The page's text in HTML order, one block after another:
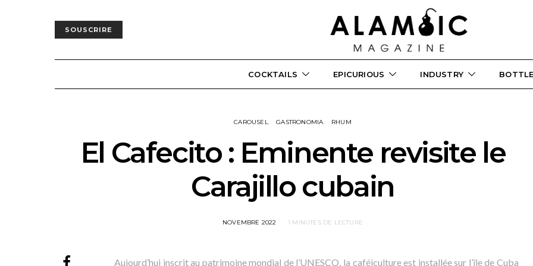
SOUSCRIRE
COCKTAILS EPICURIOUS INDUSTRY
CAROUSEL GASTRONOMIA RHUM
El Cafecito : Eminente revisite le
Carajillo cubain
POSTED
NOVEMBRE 2022 1 MINUTES DE LECTURE
Aujourd’hui inscrit au patrimoine mondial de l’UNESCO, la caféiculture est installée sur l’île de Cuba